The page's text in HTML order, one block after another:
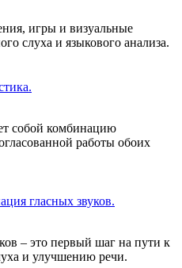
игры и визуальные
слуха и языкового анализа.
собой комбинацию
работы обоих
гласных звуков.
– это первый шаг на пути к
и улучшению речи.